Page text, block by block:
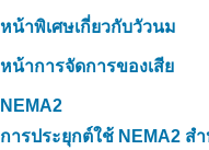
หน้าพิเศษเกี่ยวกับวัวนม
หน้าการจัดการของเสีย
NEMA2
การประยุกต์ใช้ NEMA2